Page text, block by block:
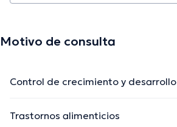
Motivo de consulta
Control de crecimiento y desarrollo
Trastornos alimenticios